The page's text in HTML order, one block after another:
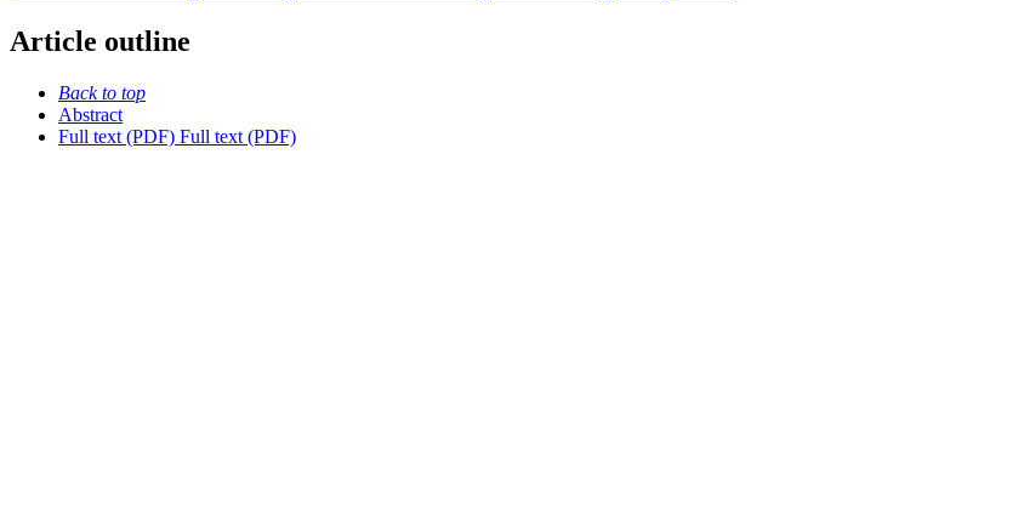
Article outline
Back to top
Abstract
Full text (PDF) Full text (PDF)